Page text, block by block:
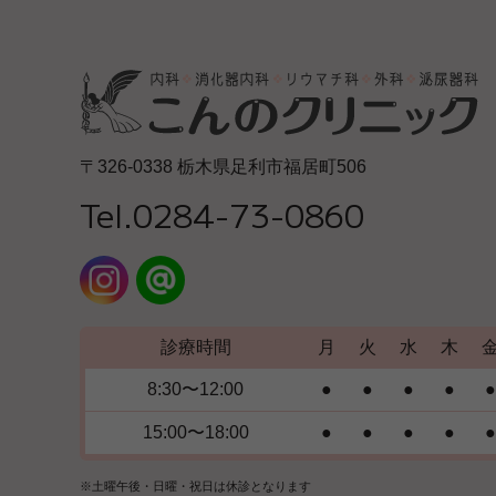
〒326-0338 栃木県足利市福居町506
Tel.0284-73-0860
診療時間 月 火 水 木
8:30〜12:00 ● ● ● ● ●
15:00〜18:00 ● ● ● ● ●
※土曜午後・日曜・祝日は休診となります